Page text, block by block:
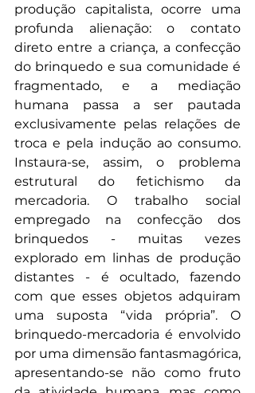
produção capitalista, ocorre uma
profunda alienação: o contato
direto entre a criança, a confecção
do brinquedo e sua comunidade é
fragmentado, e a mediação
humana passa a ser pautada
exclusivamente pelas relações de
troca e pela indução ao consumo.
Instaura-se, assim, o problema
estrutural do fetichismo da
mercadoria. O trabalho social
empregado na confecção dos
brinquedos - muitas vezes
explorado em linhas de produção
distantes - é ocultado, fazendo
com que esses objetos adquiram
uma suposta “vida própria”. O
brinquedo-mercadoria é envolvido
por uma dimensão fantasmagórica,
apresentando-se não como fruto